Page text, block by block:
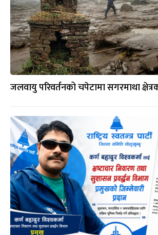
जलवायु परिवर्तनको चपेटामा सगरमाथा